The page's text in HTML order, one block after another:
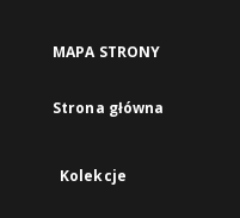
MAPA STRONY
Strona główna
Kolekcje